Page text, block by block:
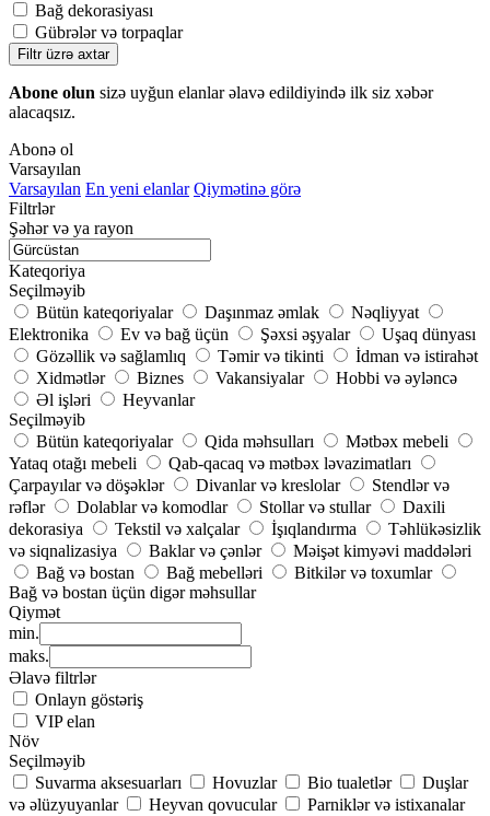
Bağ dekorasiyası
Gübrələr və torpaqlar
Filtr üzrə axtar
Abone olun sizə uyğun elanlar əlavə edildiyində ilk siz xəbər
alacaqsız.
Abonə ol
Varsayılan
Varsayılan En yeni elanlar Qiymətinə görə
Filtrlər
Şəhər və ya rayon
Kateqoriya
Seçilməyib
Bütün kateqoriyalar
Daşınmaz əmlak
Nəqliyyat
Elektronika
Ev və bağ üçün Şəxsi əşyalar
Uşaq dünyası
Gözəllik və sağlamlıq
Təmir və tikinti
İdman və istirahət
Xidmətlər
Biznes Vakansiyalar
Hobbi və əyləncə
Əl işləri
Heyvanlar
Seçilməyib
Bütün kateqoriyalar
Qida məhsulları
Mətbəx mebeli
Yataq otağı mebeli
Qab-qacaq və mətbəx ləvazimatları
Çarpayılar və döşəklər
Divanlar və kreslolar
Stendlər və
rəflər
Dolablar və komodlar Stollar və stullar
Daxili
dekorasiya
Tekstil və xalçalar İşıqlandırma
Təhlükəsizlik
və siqnalizasiya
Baklar və çənlər
Məişət kimyəvi maddələri
Bağ və bostan
Bağ mebelləri
Bitkilər və toxumlar
Bağ və bostan üçün digər məhsullar
Qiymət
min.
maks.
Əlavə filtrlər
Onlayn göstəriş
VIP elan
Növ
Seçilməyib
Suvarma aksesuarları
Hovuzlar Bio tualetlər
Duşlar
və əlüzyuyanlar
Heyvan qovucular
Parniklər və istixanalar